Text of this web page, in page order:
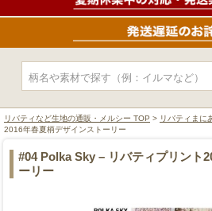
リバティなど生地の通販・メルシー TOP > リバティまに
2016年春夏柄デザインストーリー
#04 Polka Sky – リバティプリント
ーリー